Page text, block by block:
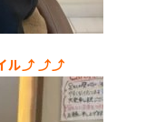
イル⤴︎ ⤴︎⤴︎